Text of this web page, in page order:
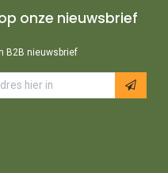
onze nieuwsbrief
B2B nieuwsbrief